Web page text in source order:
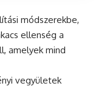
módszerekbe,
ellenség a
amelyek mind
vegyületek